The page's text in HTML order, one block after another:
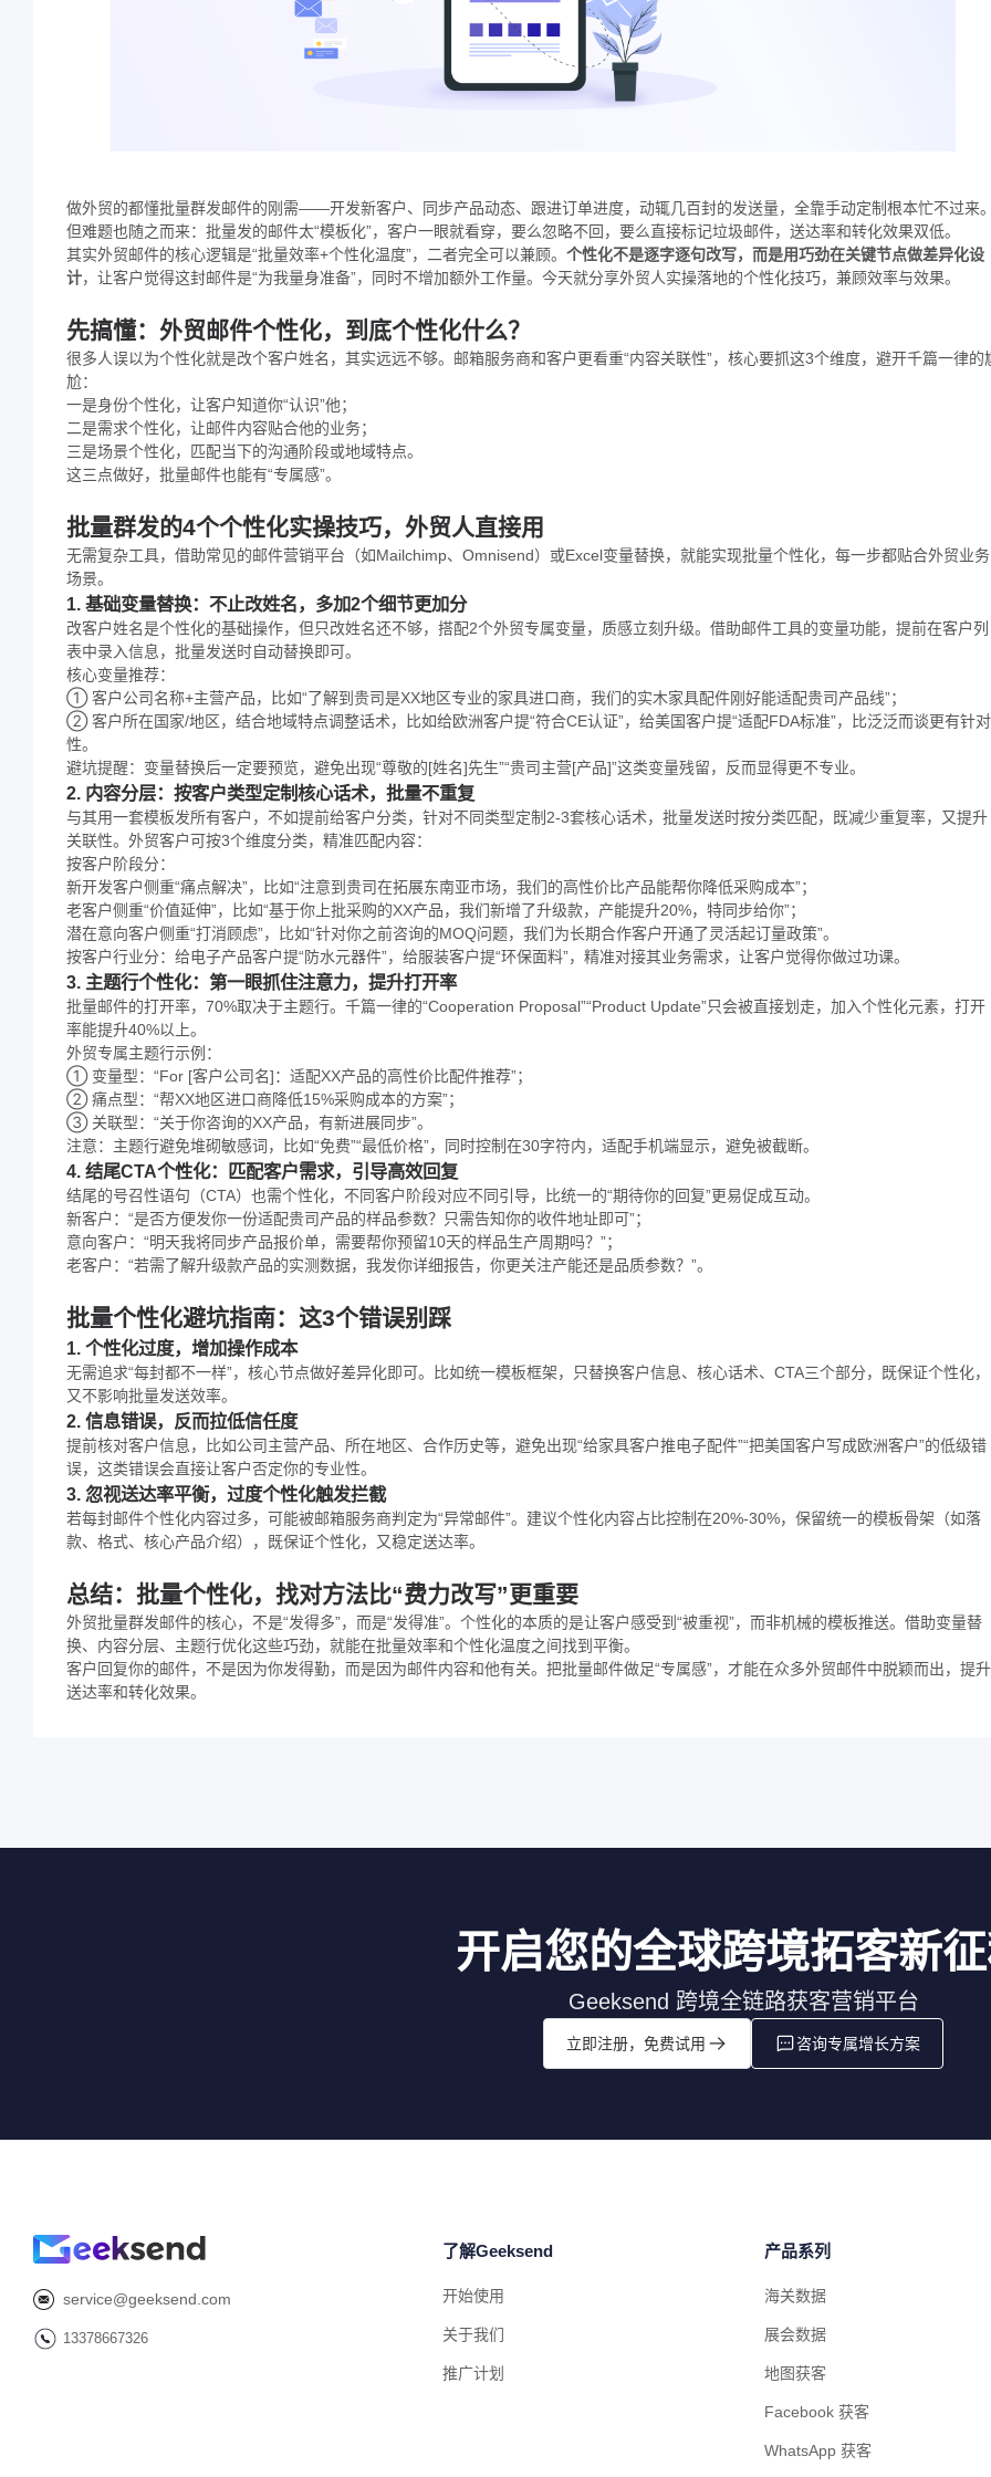
做外贸的都懂批量群发邮件的刚需——开发新客户、同步产品动态、跟进订单进度，动辄几百封的发送量，全靠手动定制根本忙不过来
但难题也随之而来：批量发的邮件太“模板化”，客户一眼就看穿，要么忽略不回，要么直接标记垃圾邮件，送达率和转化效果双低。
其实外贸邮件的核心逻辑是“批量效率+个性化温度”，二者完全可以兼顾。 个性化不是逐字逐句改写，而是用巧劲在关键节点做差异化设
计，让客户觉得这封邮件是“为我量身准备”，同时不增加额外工作量。今天就分享外贸人实操落地的个性化技巧，兼顾效率与效果。
先搞懂：外贸邮件个性化，到底个性化什么？
很多人误以为个性化就是改个客户姓名，其实远远不够。邮箱服务商和客户更看重“内容关联性”，核心要抓这3个维度，避开千篇一律的
尬：
一是身份个性化，让客户知道你“认识”他；
二是需求个性化，让邮件内容贴合他的业务；
三是场景个性化，匹配当下的沟通阶段或地域特点。
这三点做好，批量邮件也能有“专属感”。
批量群发的4个个性化实操技巧，外贸人直接用
无需复杂工具，借助常见的邮件营销平台（如Mailchimp、Omnisend）或Excel变量替换，就能实现批量个性化，每一步都贴合外贸业务
场景。
1. 基础变量替换：不止改姓名，多加2个细节更加分
改客户姓名是个性化的基础操作，但只改姓名还不够，搭配2个外贸专属变量，质感立刻升级。借助邮件工具的变量功能，提前在客户列
表中录入信息，批量发送时自动替换即可。
核心变量推荐：
① 客户公司名称+主营产品，比如“了解到贵司是XX地区专业的家具进口商，我们的实木家具配件刚好能适配贵司产品线”；
② 客户所在国家/地区，结合地域特点调整话术，比如给欧洲客户提“符合CE认证”，给美国客户提“适配FDA标准”，比泛泛而谈更有针对
性。
避坑提醒：变量替换后一定要预览，避免出现“尊敬的[姓名]先生”“贵司主营[产品]”这类变量残留，反而显得更不专业。
2. 内容分层：按客户类型定制核心话术，批量不重复
与其用一套模板发所有客户，不如提前给客户分类，针对不同类型定制2-3套核心话术，批量发送时按分类匹配，既减少重复率，又提升
关联性。外贸客户可按3个维度分类，精准匹配内容：
按客户阶段分：
新开发客户侧重“痛点解决”，比如“注意到贵司在拓展东南亚市场，我们的高性价比产品能帮你降低采购成本”；
老客户侧重“价值延伸”，比如“基于你上批采购的XX产品，我们新增了升级款，产能提升20%，特同步给你”；
潜在意向客户侧重“打消顾虑”，比如“针对你之前咨询的MOQ问题，我们为长期合作客户开通了灵活起订量政策”。
按客户行业分：给电子产品客户提“防水元器件”，给服装客户提“环保面料”，精准对接其业务需求，让客户觉得你做过功课。
3. 主题行个性化：第一眼抓住注意力，提升打开率
批量邮件的打开率，70%取决于主题行。千篇一律的“Cooperation Proposal”“Product Update”只会被直接划走，加入个性化元素，打开
率能提升40%以上。
外贸专属主题行示例：
① 变量型：“For [客户公司名]：适配XX产品的高性价比配件推荐”；
② 痛点型：“帮XX地区进口商降低15%采购成本的方案”；
③ 关联型：“关于你咨询的XX产品，有新进展同步”。
注意：主题行避免堆砌敏感词，比如“免费”“最低价格”，同时控制在30字符内，适配手机端显示，避免被截断。
4. 结尾CTA个性化：匹配客户需求，引导高效回复
结尾的号召性语句（CTA）也需个性化，不同客户阶段对应不同引导，比统一的“期待你的回复”更易促成互动。
新客户：“是否方便发你一份适配贵司产品的样品参数？只需告知你的收件地址即可”；
意向客户：“明天我将同步产品报价单，需要帮你预留10天的样品生产周期吗？”；
老客户：“若需了解升级款产品的实测数据，我发你详细报告，你更关注产能还是品质参数？”。
批量个性化避坑指南：这3个错误别踩
1. 个性化过度，增加操作成本
无需追求“每封都不一样”，核心节点做好差异化即可。比如统一模板框架，只替换客户信息、核心话术、CTA三个部分，既保证个性化，
又不影响批量发送效率。
2. 信息错误，反而拉低信任度
提前核对客户信息，比如公司主营产品、所在地区、合作历史等，避免出现“给家具客户推电子配件”“把美国客户写成欧洲客户”的低级错
误，这类错误会直接让客户否定你的专业性。
3. 忽视送达率平衡，过度个性化触发拦截
若每封邮件个性化内容过多，可能被邮箱服务商判定为“异常邮件”。建议个性化内容占比控制在20%-30%，保留统一的模板骨架（如落
款、格式、核心产品介绍），既保证个性化，又稳定送达率。
总结：批量个性化，找对方法比“费力改写”更重要
外贸批量群发邮件的核心，不是“发得多”，而是“发得准”。个性化的本质的是让客户感受到“被重视”，而非机械的模板推送。借助变量替
换、内容分层、主题行优化这些巧劲，就能在批量效率和个性化温度之间找到平衡。
客户回复你的邮件，不是因为你发得勤，而是因为邮件内容和他有关。把批量邮件做足“专属感”，才能在众多外贸邮件中脱颖而出，提升
送达率和转化效果。
开启您的全球跨境拓客新
Geeksend 跨境全链路获客营销平台
立即注册，免费试用 咨询专属增长方案
service@geeksend.com
13378667326
了解Geeksend
开始使用
关于我们
推广计划
产品系列
海关数据
展会数据
地图获客
Facebook 获客
WhatsApp 获客